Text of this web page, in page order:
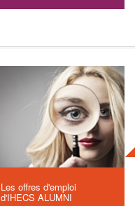
Les offres d'emploi
d'IHECS ALUMNI